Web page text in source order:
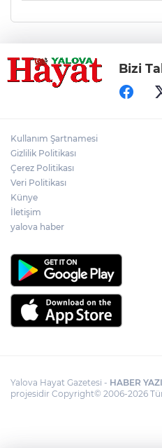
Bizi
Kullanım Şartnamesi
Gizlilik Politikası
Çerez Politikası
Veri Politikası
Künye
İletişim
yalova haber
Yalova Hayat Gazetesi - HABER
projesidir Copyright© 2006-2026